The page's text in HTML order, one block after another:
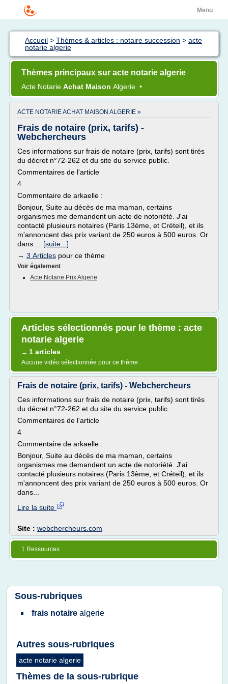
Menu
Accueil > Thèmes & articles : notaire succession > acte
notarie algerie
Thèmes principaux sur acte notarie algerie
Acte Notarie Achat Maison Algerie •
ACTE NOTARIE ACHAT MAISON ALGERIE »
Frais de notaire (prix, tarifs) -
Webchercheurs
Ces informations sur frais de notaire (prix, tarifs) sont tirés
du décret n°72-262 et du site du service public.
Commentaires de l'article
4
Commentaire de arkaelle :
Bonjour, Suite au décès de ma maman, certains
organismes me demandent un acte de notoriété. J'ai
contacté plusieurs notaires (Paris 13ème, et Créteil), et ils
m'annoncent des prix variant de 250 euros à 500 euros. Or
dans... [suite...]
→ 3 Articles pour ce thème
Voir également :
Acte Notarie Prix Algerie
Articles sélectionnés pour le thème : acte
notarie algerie
→ 1 articles
Aucune vidéo sélectionnée pour ce thème
Frais de notaire (prix, tarifs) - Webchercheurs
Ces informations sur frais de notaire (prix, tarifs) sont tirés
du décret n°72-262 et du site du service public.
Commentaires de l'article
4
Commentaire de arkaelle :
Bonjour, Suite au décès de ma maman, certains
organismes me demandent un acte de notoriété. J'ai
contacté plusieurs notaires (Paris 13ème, et Créteil), et ils
m'annoncent des prix variant de 250 euros à 500 euros. Or
dans...
Lire la suite
Site : webchercheurs.com
1 Ressources
Sous-rubriques
frais notaire algerie
Autres sous-rubriques
acte notarie algerie
Thèmes de la sous-rubrique